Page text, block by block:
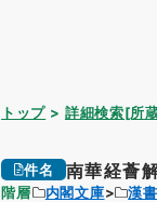
トップ 詳細検索[所
件名 南華経薈
階層 内閣文庫 漢書